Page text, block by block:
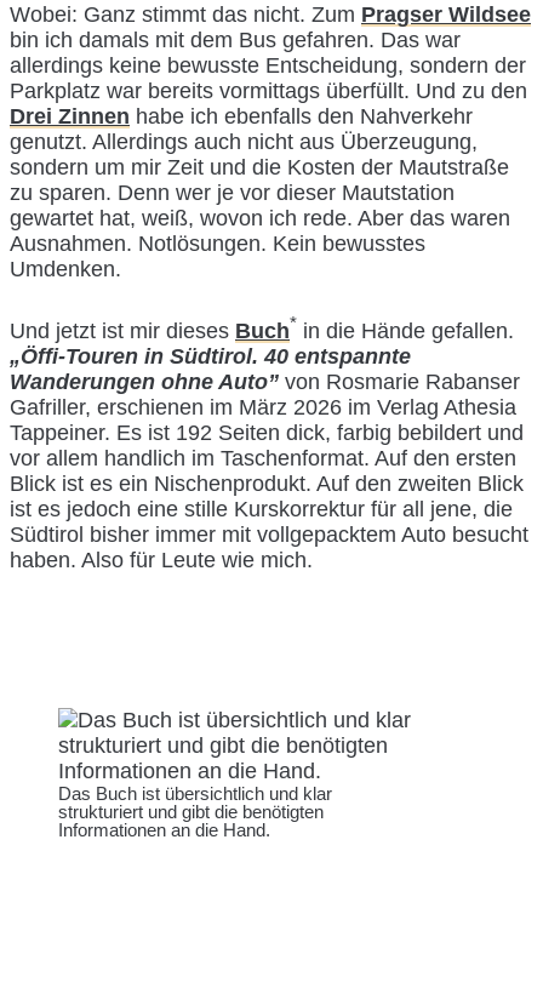
Wobei: Ganz stimmt das nicht. Zum Pragser Wildsee
bin ich damals mit dem Bus gefahren. Das war
allerdings keine bewusste Entscheidung, sondern der
Parkplatz war bereits vormittags überfüllt. Und zu den
Drei Zinnen habe ich ebenfalls den Nahverkehr
genutzt. Allerdings auch nicht aus Überzeugung,
sondern um mir Zeit und die Kosten der Mautstraße
zu sparen. Denn wer je vor dieser Mautstation
gewartet hat, weiß, wovon ich rede. Aber das waren
Ausnahmen. Notlösungen. Kein bewusstes
Umdenken.
Und jetzt ist mir dieses Buch* in die Hände gefallen.
„Öffi-Touren in Südtirol. 40 entspannte
Wanderungen ohne Auto” von Rosmarie Rabanser
Gafriller, erschienen im März 2026 im Verlag Athesia
Tappeiner. Es ist 192 Seiten dick, farbig bebildert und
vor allem handlich im Taschenformat. Auf den ersten
Blick ist es ein Nischenprodukt. Auf den zweiten Blick
ist es jedoch eine stille Kurskorrektur für all jene, die
Südtirol bisher immer mit vollgepacktem Auto besucht
haben. Also für Leute wie mich.
Das Buch ist übersichtlich und klar
strukturiert und gibt die benötigten
Informationen an die Hand.